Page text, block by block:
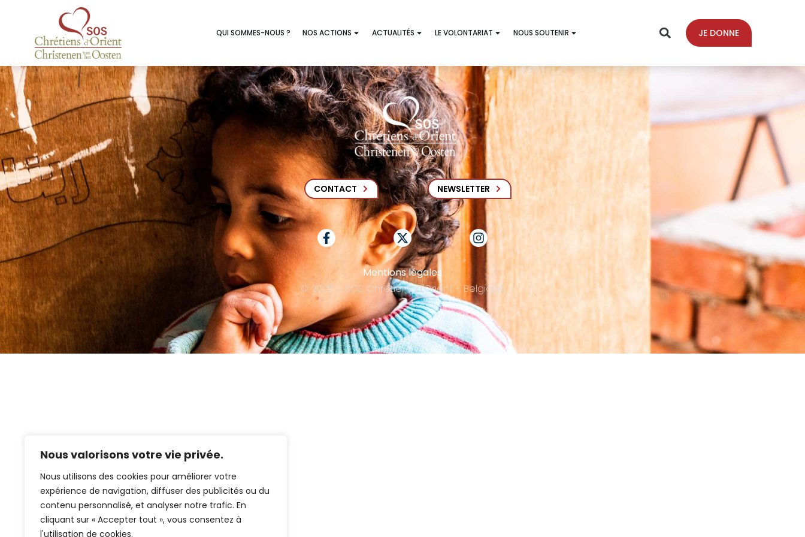
Nous valorisons votre vie privée.
Nous utilisons des cookies pour améliorer votre
expérience de navigation, diffuser des publicités ou du
contenu personnalisé, et analyser notre trafic. En
cliquant sur « Accepter tout », vous consentez à
l'utilisation de cookies.
QUI SOMMES-NOUS ? NOS ACTIONS ACTUALITÉS LE VOLONTARIAT NOUS SOUTENIR JE DONNE
CONTACT NEWSLETTER
Mentions légales
© 2025 - SOS Chrétiens d'Orient - Belgique